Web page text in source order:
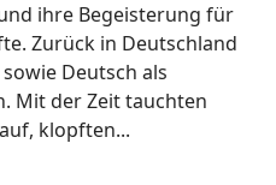
ihre Begeisterung für
Zurück in Deutschland
Deutsch als
Mit der Zeit tauchten
klopften...